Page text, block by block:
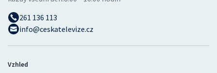
261 136 113
info@ceskatelevize.cz
Vzhled